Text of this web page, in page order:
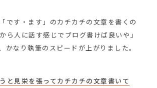
です・ます」のカチカチの文章を書くの
ら人に話す感じでブログ書けば良いや」
かなり執筆のスピードが上がりました。
と見栄を張ってカチカチの文章書いて